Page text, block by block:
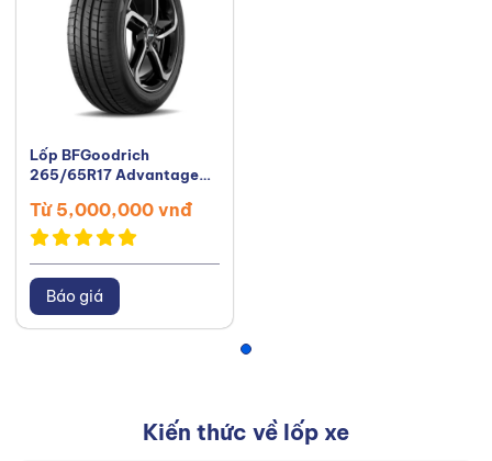
Lốp BFGoodrich
265/65R17 Advantage
Từ 5,000,000 vnđ
Báo giá
Kiến thức về lốp xe